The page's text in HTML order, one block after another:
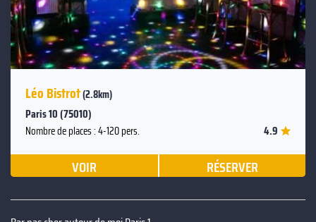
Léo Bistrot(2.8km)
Paris 10 (75010)
Nombre de places : 4-120 pers. 4.9
VOIR RÉSERVER